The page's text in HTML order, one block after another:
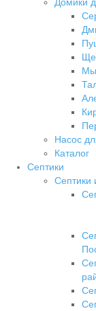
Домики
Насос
Каталог
Септики
Септики